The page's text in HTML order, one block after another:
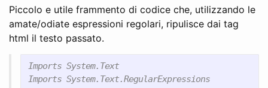
Piccolo e utile frammento di codice che, utilizzando le
amate/odiate espressioni regolari, ripulisce dai tag
html il testo passato.
Imports System.Text